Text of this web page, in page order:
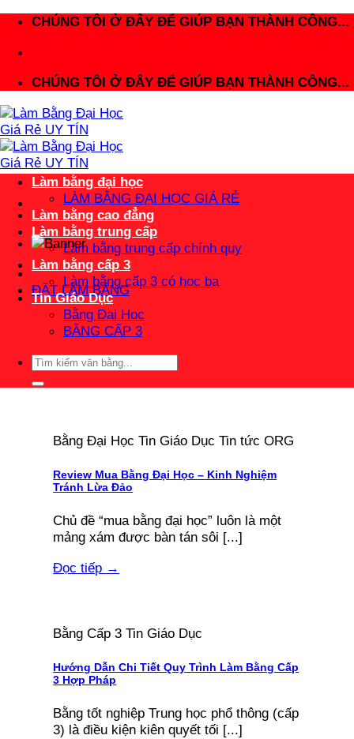
CHÚNG TÔI Ở ĐÂY ĐỂ GIÚP BẠN THÀNH CÔNG...
CHÚNG TÔI Ở ĐÂY ĐỂ GIÚP BẠN THÀNH CÔNG...
ĐẶT LÀM BẰNG
Làm bằng đại học
LÀM BẰNG ĐẠI HỌC GIÁ RẺ
Làm bằng cao đẳng
Làm bằng trung cấp
Làm bằng trung cấp chính quy
Làm bằng cấp 3
Làm bằng cấp 3 có học bạ
Tin Giáo Dục
Bằng Đại Học
BẰNG CẤP 3
Bằng Đại Học Tin Giáo Dục Tin tức ORG
Review Mua Bằng Đại Học – Kinh Nghiệm
Tránh Lừa Đảo
Chủ đề “mua bằng đại học” luôn là một
mảng xám được bàn tán sôi [...]
Đọc tiếp →
Bằng Cấp 3 Tin Giáo Dục
Hướng Dẫn Chi Tiết Quy Trình Làm Bằng Cấp
3 Hợp Pháp
Bằng tốt nghiệp Trung học phổ thông (cấp
3) là điều kiện kiên quyết tối [...]